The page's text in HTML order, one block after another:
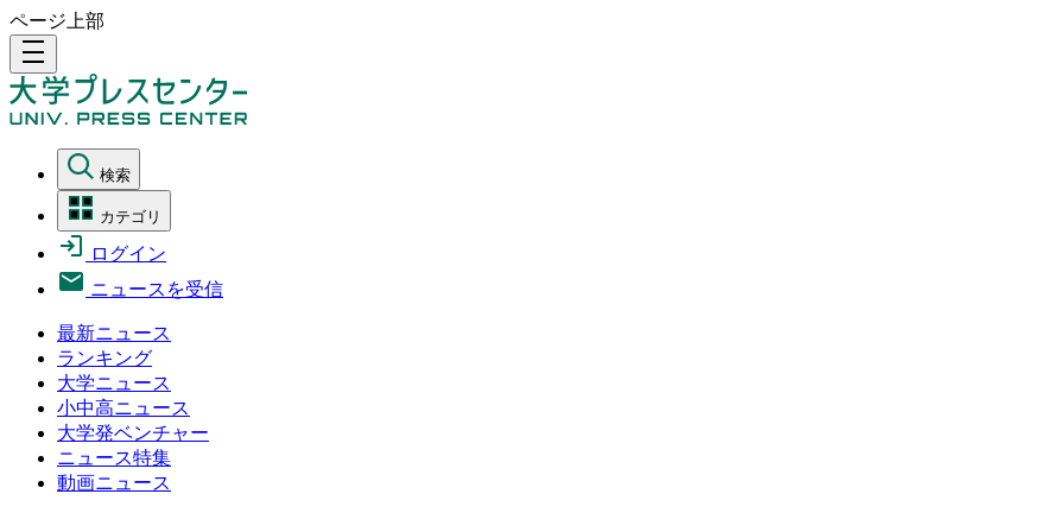
ページ上部
density_medium
検索
カテゴリ
ログイン
ニュースを受信
最新ニュース
ランキング
大学ニュース
小中高ニュース
大学発ベンチャー
ニュース特集
動画ニュース